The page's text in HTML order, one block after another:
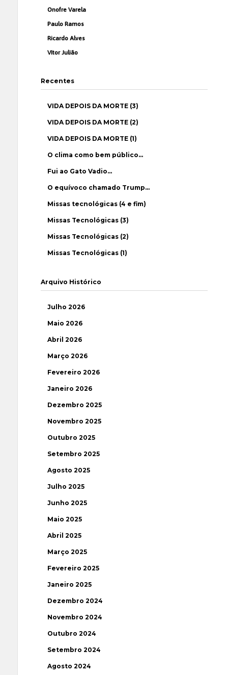
Onofre Varela
Paulo Ramos
Ricardo Alves
Vítor Julião
Recentes
VIDA DEPOIS DA MORTE (3)
VIDA DEPOIS DA MORTE (2)
VIDA DEPOIS DA MORTE (1)
O clima como bem público…
Fui ao Gato Vadio…
O equívoco chamado Trump…
Missas tecnológicas (4 e fim)
Missas Tecnológicas (3)
Missas Tecnológicas (2)
Missas Tecnológicas (1)
Arquivo Histórico
Julho 2026
Maio 2026
Abril 2026
Março 2026
Fevereiro 2026
Janeiro 2026
Dezembro 2025
Novembro 2025
Outubro 2025
Setembro 2025
Agosto 2025
Julho 2025
Junho 2025
Maio 2025
Abril 2025
Março 2025
Fevereiro 2025
Janeiro 2025
Dezembro 2024
Novembro 2024
Outubro 2024
Setembro 2024
Agosto 2024